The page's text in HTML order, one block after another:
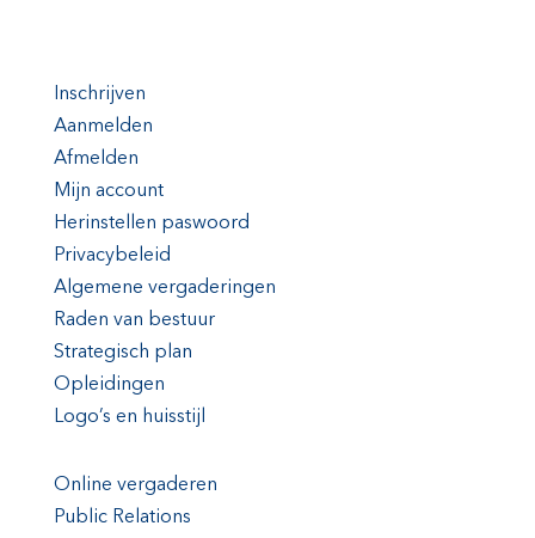
Inschrijven
Aanmelden
Afmelden
Mijn account
Herinstellen paswoord
Privacybeleid
Algemene vergaderingen
Raden van bestuur
Strategisch plan
Opleidingen
Logo’s en huisstijl
Online vergaderen
Public Relations